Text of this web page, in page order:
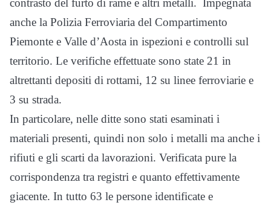
contrasto del furto di rame e altri metalli. Impegnata
anche la Polizia Ferroviaria del Compartimento
Piemonte e Valle d’Aosta in ispezioni e controlli sul
territorio. Le verifiche effettuate sono state 21 in
altrettanti depositi di rottami, 12 su linee ferroviarie e
3 su strada.
In particolare, nelle ditte sono stati esaminati i
materiali presenti, quindi non solo i metalli ma anche i
rifiuti e gli scarti da lavorazioni. Verificata pure la
corrispondenza tra registri e quanto effettivamente
giacente. In tutto 63 le persone identificate e